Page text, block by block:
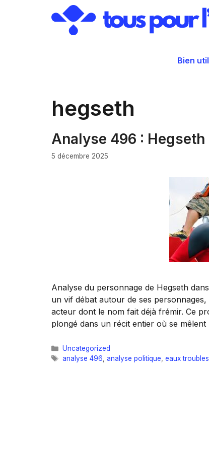
Bien
hegseth
Analyse 496 :
5 décembre 2025
Analyse du personnage de Hegseth
un vif débat autour de ses
acteur dont le nom fait déjà frémir. Ce
plongé dans un récit entier où se
Catégories
Uncategorized
Étiquettes
analyse 496 analyse politique eaux troubles